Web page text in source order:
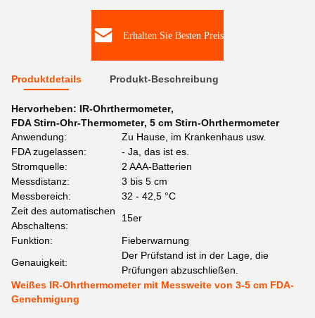
Erhalten Sie Besten Preis
Produktdetails Produkt-Beschreibung
Hervorheben: IR-Ohrthermometer,
FDA Stirn-Ohr-Thermometer, 5 cm Stirn-Ohrthermometer
Anwendung:
Zu Hause, im Krankenhaus usw.
FDA zugelassen:
- Ja, das ist es.
Stromquelle:
2 AAA-Batterien
Messdistanz:
3 bis 5 cm
Messbereich:
32 - 42,5 °C
Zeit des automatischen
Abschaltens:
15er
Funktion:
Fieberwarnung
Genauigkeit:
Der Prüfstand ist in der Lage, die
Prüfungen abzuschließen.
Weißes IR-Ohrthermometer mit Messweite von 3-5 cm FDA-
Genehmigung